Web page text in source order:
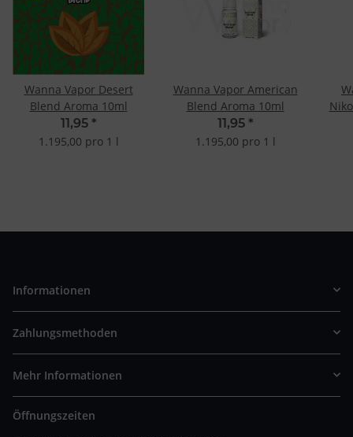
Wanna Vapor Desert
Blend Aroma 10ml
11,95 *
1.195,00 pro 1 l
Wanna Vapor American
Blend Aroma 10ml
11,95 *
1.195,00 pro 1 l
Informationen
Zahlungsmethoden
Mehr Informationen
Öffnungszeiten